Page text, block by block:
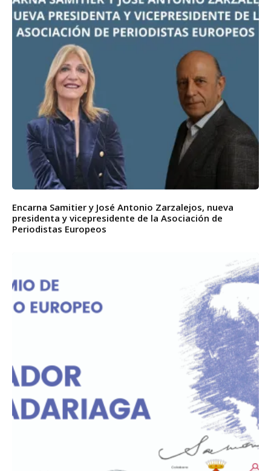
Encarna Samitier y José Antonio Zarzalejos, nueva
presidenta y vicepresidente de la Asociación de
Periodistas Europeos